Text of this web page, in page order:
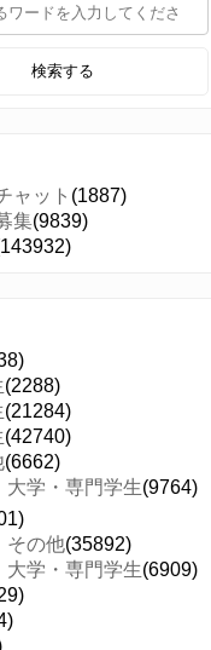
検索する
ャット (1887)
集(9839)
(2288)
(21284)
(42740)
(6662)
大学・専門学生(9764)
その他(35892)
大学・専門学生(6909)